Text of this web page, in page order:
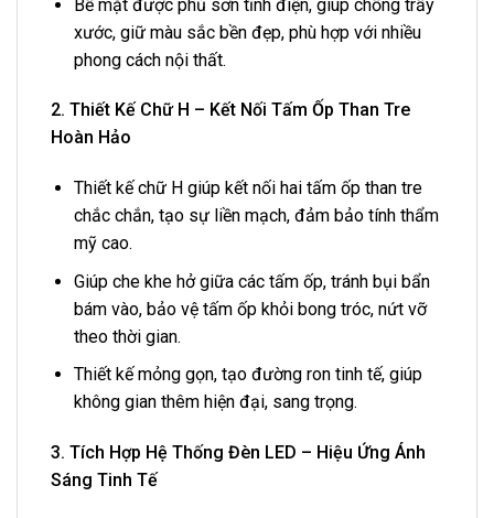
Bề mặt được phủ sơn tĩnh điện, giúp chống trầy
xước, giữ màu sắc bền đẹp, phù hợp với nhiều
phong cách nội thất.
2. Thiết Kế Chữ H – Kết Nối Tấm Ốp Than Tre
Hoàn Hảo
Thiết kế chữ H giúp kết nối hai tấm ốp than tre
chắc chắn, tạo sự liền mạch, đảm bảo tính thẩm
mỹ cao.
Giúp che khe hở giữa các tấm ốp, tránh bụi bẩn
bám vào, bảo vệ tấm ốp khỏi bong tróc, nứt vỡ
theo thời gian.
Thiết kế mỏng gọn, tạo đường ron tinh tế, giúp
không gian thêm hiện đại, sang trọng.
3. Tích Hợp Hệ Thống Đèn LED – Hiệu Ứng Ánh
Sáng Tinh Tế